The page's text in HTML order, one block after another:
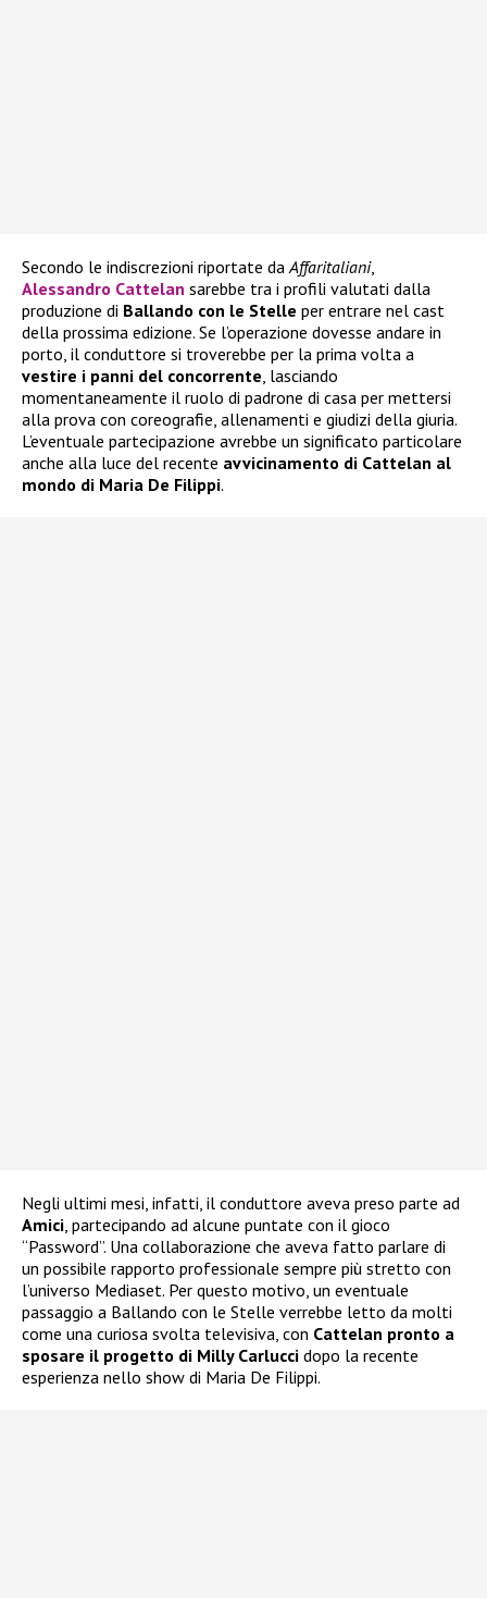
Secondo le indiscrezioni riportate da Affaritaliani,
Alessandro Cattelan sarebbe tra i profili valutati dalla
produzione di Ballando con le Stelle per entrare nel cast
della prossima edizione. Se l’operazione dovesse andare in
porto, il conduttore si troverebbe per la prima volta a
vestire i panni del concorrente , lasciando
momentaneamente il ruolo di padrone di casa per mettersi
alla prova con coreografie, allenamenti e giudizi della giuria.
L’eventuale partecipazione avrebbe un significato particolare
anche alla luce del recente avvicinamento di Cattelan al
mondo di Maria De Filippi.
Negli ultimi mesi, infatti, il conduttore aveva preso parte ad
Amici , partecipando ad alcune puntate con il gioco
“Password”. Una collaborazione che aveva fatto parlare di
un possibile rapporto professionale sempre più stretto con
l’universo Mediaset. Per questo motivo, un eventuale
passaggio a Ballando con le Stelle verrebbe letto da molti
come una curiosa svolta televisiva, con Cattelan pronto a
sposare il progetto di Milly Carlucci dopo la recente
esperienza nello show di Maria De Filippi.